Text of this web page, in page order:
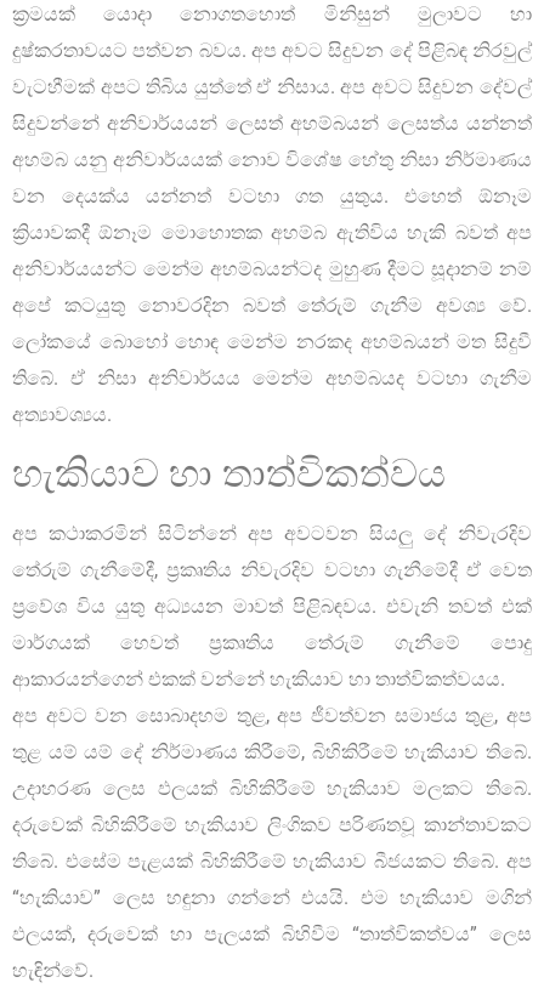
ක්‍රමයක් යොදා නොගතහොත් මිනිසුන් මුලාවට හා
දුෂ්කරතාවයට පත්වන බවය. අප අවට සිදුවන දේ පිළිබඳ නිරවුල්
වැටහීමක් අපට තිබිය යුත්තේ ඒ නිසාය. අප අවට සිදුවන දේවල්
සිදුවන්නේ අනිවාර්යයන් ලෙසත් අහම්බයන් ලෙසත්ය යන්නත්
අහම්බ යනු අනිවාර්යයක් නොව විශේෂ හේතු නිසා නිර්මාණය
වන දෙයක්ය යන්නත් වටහා ගත යුතුය. එහෙත් ඕනෑම
ක්‍රියාවකදී ඕනෑම මොහොතක අහම්බ ඇතිවිය හැකි බවත් අප
අනිවාර්යයන්ට මෙන්ම අහම්බයන්ටද මුහුණ දීමට සූදානම් නම්
අපේ කටයුතු නොවරදින බවත් තේරුම් ගැනීම අවශ්‍ය වේ.
ලෝකයේ බොහෝ හොඳ මෙන්ම නරකද අහම්බයන් මත සිදුවී
තිබේ. ඒ නිසා අනිවාර්යය මෙන්ම අහම්බයද වටහා ගැනීම
අත්‍යාවශ්‍යය.
හැකියාව හා තාත්විකත්වය
අප කථාකරමින් සිටින්නේ අප අවටවන සියලු දේ නිවැරදිව
තේරුම් ගැනීමේදී, ප්‍රකෘතිය නිවැරදිව වටහා ගැනීමේදී ඒ වෙත
ප්‍රවේශ විය යුතු අධ්‍යයන මාවත් පිළිබඳවය. එවැනි තවත් එක්
මාර්ගයක් හෙවත් ප්‍රකෘතිය තේරුම් ගැනීමේ පොදු
ආකාරයන්ගෙන් එකක් වන්නේ හැකියාව හා තාත්විකත්වයය.
අප අවට වන සොබාදහම තුළ, අප ජීවත්වන සමාජය තුළ, අප
තුළ යම් යම් දේ නිර්මාණය කිරීමේ, බිහිකිරීමේ හැකියාව තිබේ.
උදාහරණ ලෙස ඵලයක් බිහිකිරීමේ හැකියාව මලකට තිබේ.
දරුවෙක් බිහිකිරීමේ හැකියාව ලිංගිකව පරිණතවූ කාන්තාවකට
තිබේ. එසේම පැළයක් බිහිකිරීමේ හැකියාව බීජයකට තිබේ. අප
“හැකියාව” ලෙස හඳුනා ගන්නේ එයයි. එම හැකියාව මගින්
ඵලයක්, දරුවෙක් හා පැලයක් බිහිවීම “තාත්විකත්වය” ලෙස
හැඳින්වේ.